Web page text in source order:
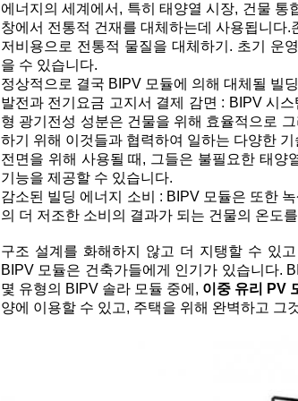
에너지의 세계에서, 특히 태양열 시장, 건물
창에서 전통적 건재를 대체하는데 사용됩니다
저비용으로 전통적 물질을 대체하기. 초기 운
을 수 있습니다.
정상적으로 결국 BIPV 모듈에 의해 대체될 빌
발전과 전기요금 고지서 결제 감면 : BIPV 시
형 광기전성 성분은 건물을 위해 효율적으로
하기 위해 이것들과 협력하여 일하는 다양한
전면을 위해 사용될 때, 그들은 불필요한 태양
기능을 제공할 수 있습니다.
감소된 빌딩 에너지 소비 : BIPV 모듈은 또한
의 더 저조한 소비의 결과가 되는 건물의 온도
구조 설계를 화해하지 않고 더 지탱할 수 있
BIPV 모듈은 건축가들에게 인기가 있습니다.
몇 유형의 BIPV 솔라 모듈 중에, 이중 유리 PV
양에 이용할 수 있고, 주택을 위해 완벽하고 그